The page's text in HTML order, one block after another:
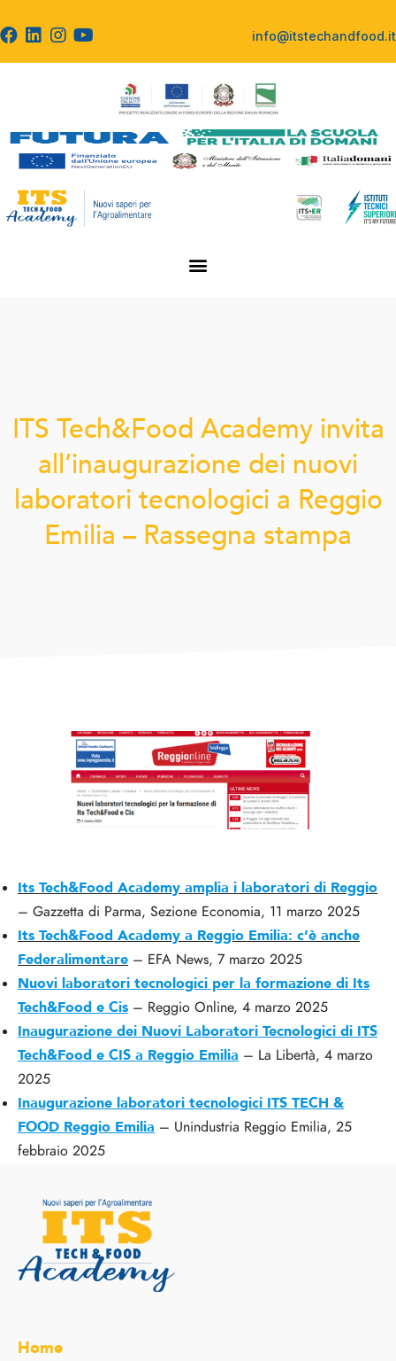
info@itstechandfood.it
ITS Tech&Food Academy invita
all’inaugurazione dei nuovi
laboratori tecnologici a Reggio
Emilia – Rassegna stampa
Its Tech&Food Academy amplia i laboratori di Reggio
– Gazzetta di Parma, Sezione Economia, 11 marzo 2025
Its Tech&Food Academy a Reggio Emilia: c’è anche
Federalimentare – EFA News, 7 marzo 2025
Nuovi laboratori tecnologici per la formazione di Its
Tech&Food e Cis – Reggio Online, 4 marzo 2025
Inaugurazione dei Nuovi Laboratori Tecnologici di ITS
Tech&Food e CIS a Reggio Emilia – La Libertà, 4 marzo
2025
Inaugurazione laboratori tecnologici ITS TECH &
FOOD Reggio Emilia – Unindustria Reggio Emilia, 25
febbraio 2025
Home